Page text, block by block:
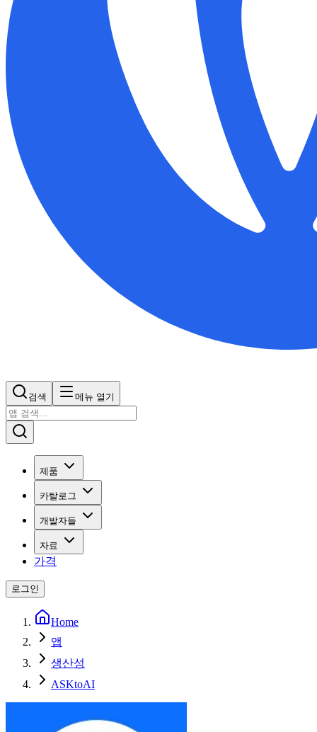
검색 메뉴 열기
제품
카탈로그
개발자들
자료
가격
로그인
Home
앱
생산성
ASKtoAI